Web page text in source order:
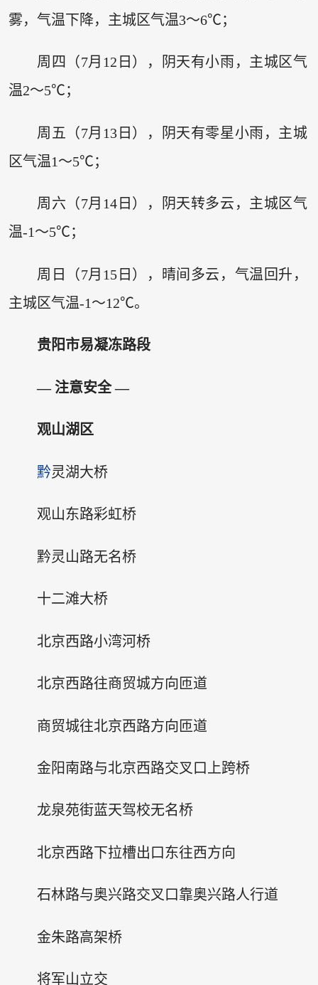
雾，气温下降，主城区气温3～6℃；
周四（7月12日），阴天有小雨，主城区气
温2～5℃；
周五（7月13日），阴天有零星小雨，主城
区气温1～5℃；
周六（7月14日），阴天转多云，主城区气
温-1～5℃；
周日（7月15日），晴间多云，气温回升，
主城区气温-1～12℃。
贵阳市易凝冻路段
— 注意安全 —
观山湖区
黔灵湖大桥
观山东路彩虹桥
黔灵山路无名桥
十二滩大桥
北京西路小湾河桥
北京西路往商贸城方向匝道
商贸城往北京西路方向匝道
金阳南路与北京西路交叉口上跨桥
龙泉苑街蓝天驾校无名桥
北京西路下拉槽出口东往西方向
石林路与奥兴路交叉口靠奥兴路人行道
金朱路高架桥
将军山立交